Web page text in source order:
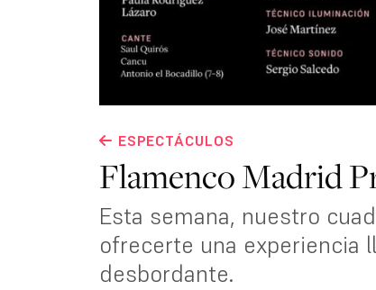
ESPECTÁCULOS
Flamenco Madrid
Esta semana, nuestro
ofrecerte una experiencia
desbordante.